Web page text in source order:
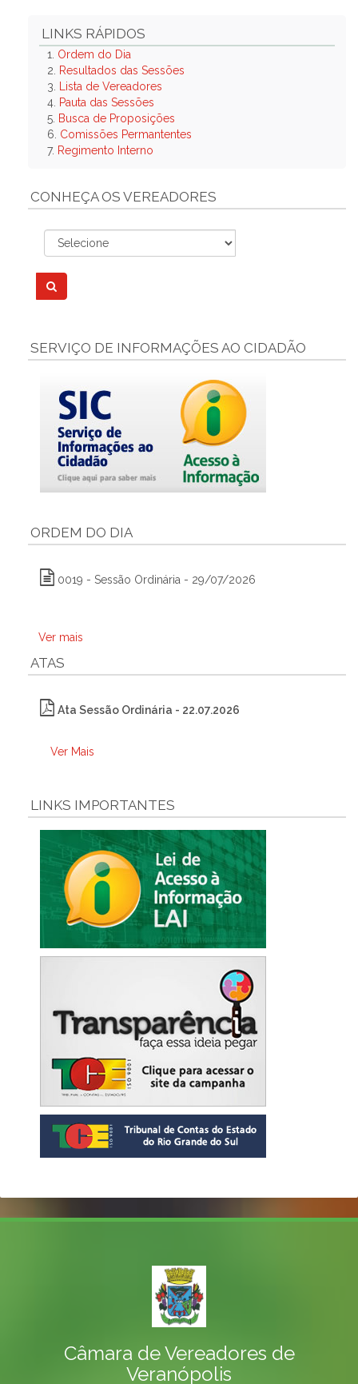
LINKS RÁPIDOS
1. Ordem do Dia
2.
Resultados das Sessões
3.
Lista de Vereadores
4. Pauta das Sessões
5. Busca de Proposições
6. Comissões Permantentes
7. Regimento Interno
CONHEÇA OS VEREADORES
SERVIÇO DE INFORMAÇÕES AO CIDADÃO
ORDEM DO DIA
0019 - Sessão Ordinária - 29/07/2026
Ver mais
ATAS
Ata Sessão Ordinária - 22.07.2026
Ver Mais
LINKS IMPORTANTES
Câmara de Vereadores de
Veranópolis